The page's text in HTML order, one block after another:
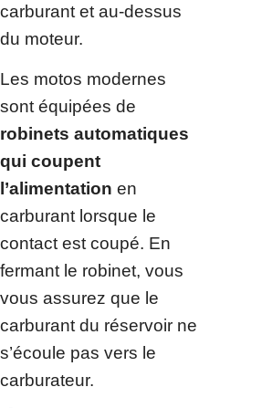
carburant et au-dessus
du moteur.
Les motos modernes
sont équipées de
robinets automatiques
qui coupent
l’alimentation en
carburant lorsque le
contact est coupé. En
fermant le robinet, vous
vous assurez que le
carburant du réservoir ne
s’écoule pas vers le
carburateur.